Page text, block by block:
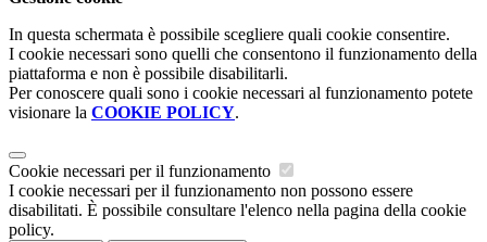
In questa schermata è possibile scegliere quali cookie consentire.
I cookie necessari sono quelli che consentono il funzionamento della
piattaforma e non è possibile disabilitarli.
Per conoscere quali sono i cookie necessari al funzionamento potete
visionare la COOKIE POLICY.
Cookie necessari per il funzionamento
I cookie necessari per il funzionamento non possono essere
disabilitati. È possibile consultare l'elenco nella pagina della cookie
policy.